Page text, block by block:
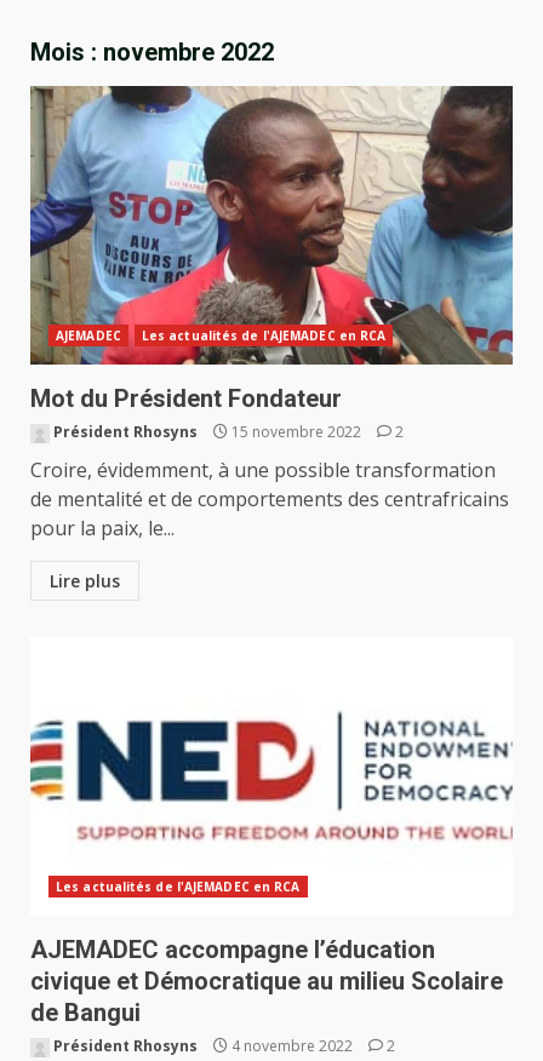
Mois : novembre 2022
AJEMADEC Les actualités de l'AJEMADEC en RCA
Mot du Président Fondateur
Président Rhosyns 15 novembre 2022 2
Croire, évidemment, à une possible transformation
de mentalité et de comportements des centrafricains
pour la paix, le...
Lire plus
Les actualités de l'AJEMADEC en RCA
AJEMADEC accompagne l’éducation
civique et Démocratique au milieu Scolaire
de Bangui
Président Rhosyns 4 novembre 2022 2